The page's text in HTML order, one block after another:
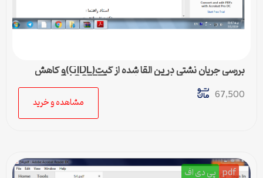
بررسی جریان نشتی در ین القا شده از گیت(GIDL)و کاهش
نشت توان با کنترل GIDLدر ترانزیستور MOSFET
67,500
مشاهده و خرید
pdf پی دی اف